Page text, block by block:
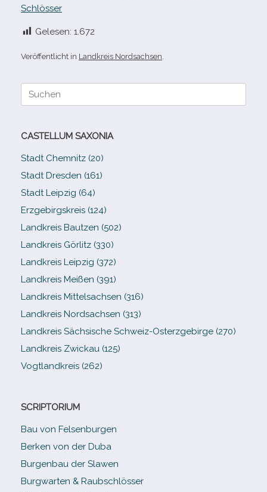
Schlösser
Gelesen: 1.672
Veröffentlicht in Landkreis Nordsachsen
Suche
CASTELLUM SAXONIA
Stadt Chemnitz (20)
Stadt Dresden (161)
Stadt Leipzig (64)
Erzgebirgskreis (124)
Landkreis Bautzen (502)
Landkreis Görlitz (330)
Landkreis Leipzig (372)
Landkreis Meißen (391)
Landkreis Mittelsachsen (316)
Landkreis Nordsachsen (313)
Landkreis Sächsische Schweiz-​Osterzgebirge (270)
Landkreis Zwickau (125)
Vogtlandkreis (262)
SCRIPTORIUM
Bau von Felsenburgen
Berken von der Duba
Burgenbau der Slawen
Burgwarten & Raubschlösser